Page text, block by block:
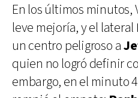
En los últimos minutos,
leve mejoría, y el lateral
un centro peligroso a
quien no logró definir
embargo, en el minuto